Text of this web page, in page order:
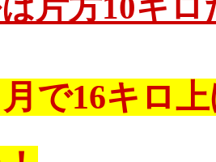
片方10キ
で16キロ